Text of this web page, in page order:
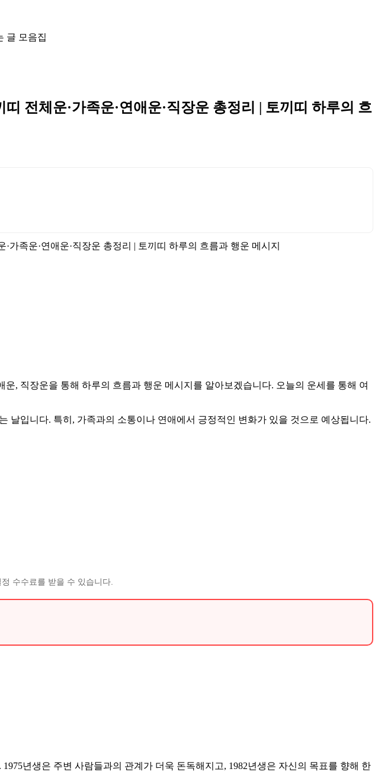
글 모음집
띠 전체운·가족운·연애운·직장운 총정리 | 토끼띠 하루의 흐
, 직장운을 통해 하루의 흐름과 행운 메시지를 알아보겠습니다. 오늘의 운세를 통해 여
날입니다. 특히, 가족과의 소통이나 연애에서 긍정적인 변화가 있을 것으로 예상됩니다.
수수료를 받을 수 있습니다.
년생은 주변 사람들과의 관계가 더욱 돈독해지고, 1982년생은 자신의 목표를 향해 한